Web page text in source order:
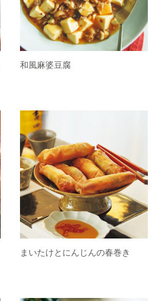
和風麻婆豆腐
まいたけとにんじんの春巻き